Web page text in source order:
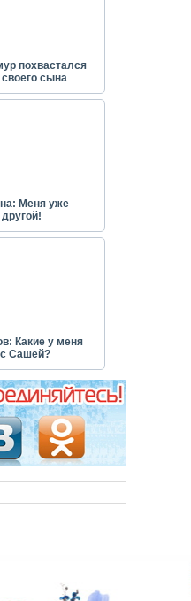
похвастался
сына
Меня уже
Какие у меня
Сашей?